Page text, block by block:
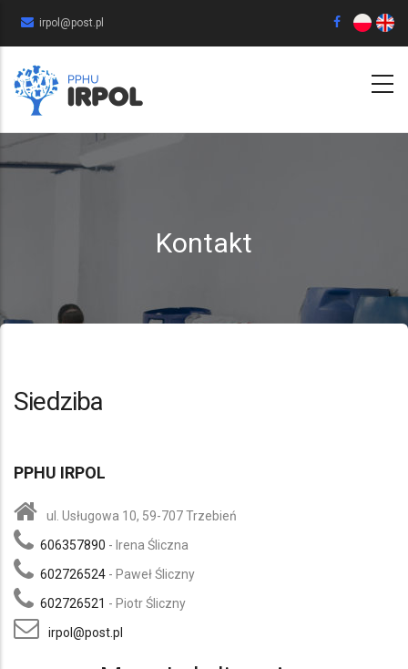
irpol@post.pl
Kontakt
Siedziba
PPHU IRPOL
ul. Usługowa 10, 59-707 Trzebień
606357890 - Irena Śliczna
602726524 - Paweł Śliczny
602726521 - Piotr Śliczny
irpol@post.pl